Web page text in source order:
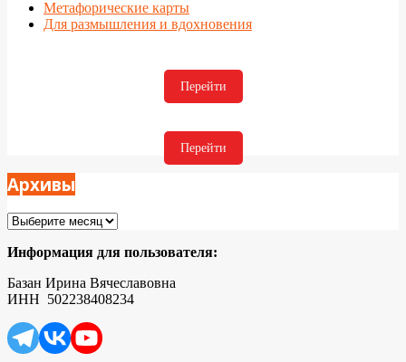
Метафорические карты
Для размышления и вдохновения
Перейти
Перейти
Архивы
Архивы
Информация для пользователя:
Базан Ирина Вячеславовна
ИНН 502238408234